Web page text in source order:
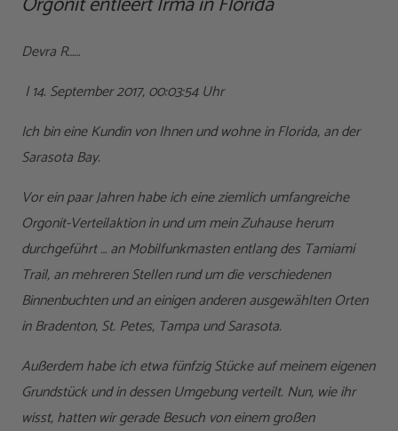
Devra R……
| 14. September 2017, 00:03:54 Uhr
Ich bin eine Kundin von Ihnen und wohne in Florida, an der
Sarasota Bay.
Vor ein paar Jahren habe ich eine ziemlich umfangreiche
Orgonit-Verteilaktion in und um mein Zuhause herum
durchgeführt … an Mobilfunkmasten entlang des Tamiami
Trail, an mehreren Stellen rund um die verschiedenen
Binnenbuchten und an einigen anderen ausgewählten Orten
in Bradenton, St. Petes, Tampa und Sarasota.
Außerdem habe ich etwa fünfzig Stücke auf meinem eigenen
Grundstück und in dessen Umgebung verteilt. Nun, wie ihr
wisst, hatten wir gerade Besuch von einem großen